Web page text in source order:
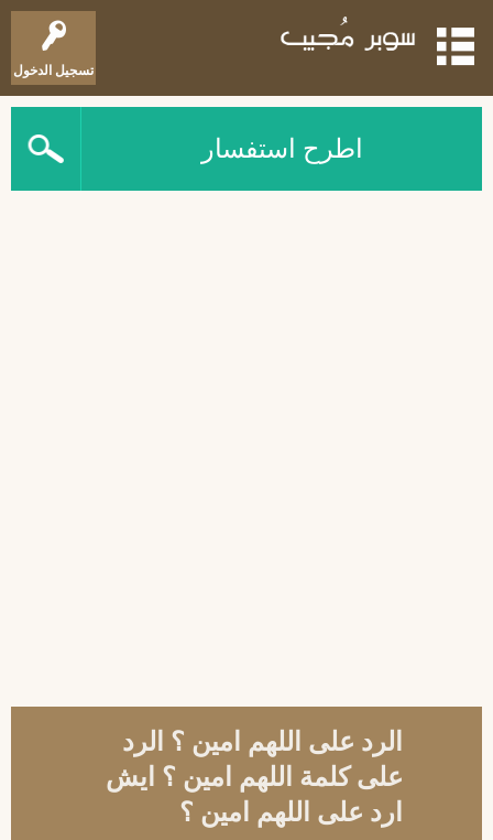
تسجيل الدخول
اطرح استفسار
الرد على اللهم امين ؟ الرد
على كلمة اللهم امين ؟ ايش
ارد على اللهم امين ؟